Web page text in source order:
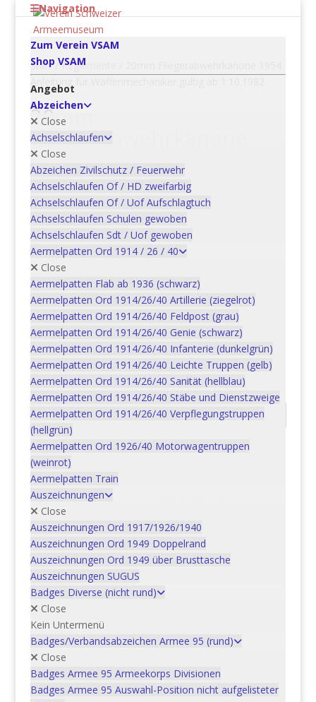
Navigation
Zum Verein VSAM
Shop VSAM
Angebot
Abzeichen
Close
Achselschlaufen
Close
Abzeichen Zivilschutz / Feuerwehr
Achselschlaufen Of / HD zweifarbig
Achselschlaufen Of / Uof Aufschlagtuch
Achselschlaufen Schulen gewoben
Achselschlaufen Sdt / Uof gewoben
Aermelpatten Ord 1914 / 26 / 40
Close
Aermelpatten Flab ab 1936 (schwarz)
Aermelpatten Ord 1914/26/40 Artillerie (ziegelrot)
Aermelpatten Ord 1914/26/40 Feldpost (grau)
Aermelpatten Ord 1914/26/40 Genie (schwarz)
Aermelpatten Ord 1914/26/40 Infanterie (dunkelgrün)
Aermelpatten Ord 1914/26/40 Leichte Truppen (gelb)
Aermelpatten Ord 1914/26/40 Sanität (hellblau)
Aermelpatten Ord 1914/26/40 Stäbe und Dienstzweige
Aermelpatten Ord 1914/26/40 Verpflegungstruppen
(hellgrün)
Aermelpatten Ord 1926/40 Motorwagentruppen
(weinrot)
Aermelpatten Train
Auszeichnungen
Close
Auszeichnungen Ord 1917/1926/1940
Auszeichnungen Ord 1949 Doppelrand
Auszeichnungen Ord 1949 über Brusttasche
Auszeichnungen SUGUS
Badges Diverse (nicht rund)
Close
Kein Untermenü
Badges/Verbandsabzeichen Armee 95 (rund)
Close
Badges Armee 95 Armeekorps Divisionen
Badges Armee 95 Auswahl-Position nicht aufgelisteter
Start/Reglemente
Anleitung für Waffenmechaniker gültig ab 1.10.1982
20mm
Fliegerabwehrkanone
1954 Anleitung für
Waffenmechaniker gültig
ab 1.10.1982
CHF20.00
20mm
Fliegerabwehrkanone
1954
Anleitung
für
Waffenmechaniker
gültig
ab
1.10.1982
Menge
In den Warenkorb
Artikelnummer:REG_2853.0 Kategorie: Reglemente
Beschreibung
Beschreibung
Reg. Nr., Sprache: 65.318 d
Bezeichnung: 20mm Fliegerabwehrkanone
1954 Anleitung für Waffenmechaniker gültig
ab 1.10.1982
Jahr: 1982
Behälter: 446
Ähnliche Produkte
Moyens de contrainte en-